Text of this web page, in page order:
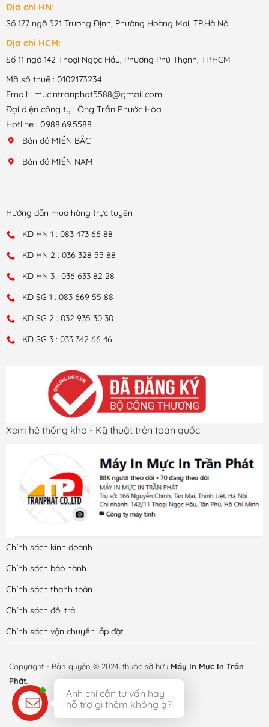
Địa chỉ HN:
Số 177 ngõ 521 Trương Định, Phường Hoàng Mai, TP.Hà Nội
Địa chỉ HCM:
Số 11 ngõ 142 Thoại Ngọc Hầu, Phường Phú Thạnh, TP.HCM
Mã số thuế : 0102173234
Email : mucintranphat5588@gmail.com
Đại diện công ty : Ông Trần Phước Hòa
Hotline : 0988.69.5588
Bản đồ MIỀN BẮC
Bản đồ MIỀN NAM
Hướng dẫn mua hàng trực tuyến
KD HN 1 : 083 473 66 88
KD HN 2 : 036 328 55 88
KD HN 3 : 036 633 82 28
KD SG 1 : 083 669 55 88
KD SG 2 : 032 935 30 30
KD SG 3 : 033 342 66 46
Xem hệ thống kho - Kỹ thuật trên toàn quốc
Chính sách kinh doanh
Chính sách bảo hành
Chính sách thanh toán
Chính sách đổi trả
Chính sách vận chuyển lắp đặt
Copyright - Bản quyền © 2024. thuộc sở hữu Máy In Mực In Trần
Phát.
Anh chị cần tư vấn hay
hỗ trợ gì thêm không ạ?